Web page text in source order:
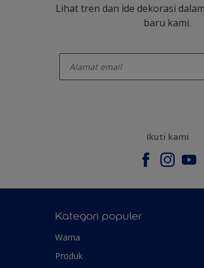
Lihat tren dan ide dekorasi
baru kami.
Ikuti kami
Kategori populer
Warna
Produk